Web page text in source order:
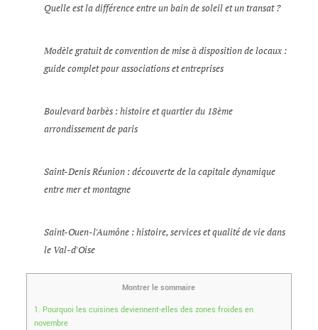
Quelle est la différence entre un bain de soleil et un transat ?
Modèle gratuit de convention de mise à disposition de locaux :
guide complet pour associations et entreprises
Boulevard barbès : histoire et quartier du 18ème
arrondissement de paris
Saint-Denis Réunion : découverte de la capitale dynamique
entre mer et montagne
Saint-Ouen-l'Aumône : histoire, services et qualité de vie dans
le Val-d'Oise
Montrer le sommaire
1. Pourquoi les cuisines deviennent-elles des zones froides en
novembre